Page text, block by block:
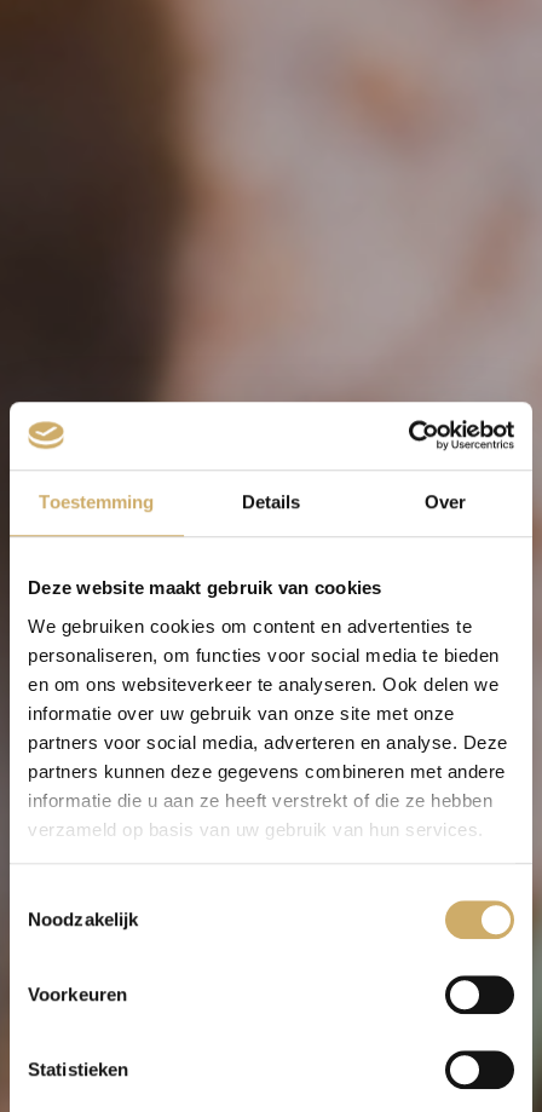
Toestemming Details Over
Deze website maakt gebruik van cookies
We gebruiken cookies om content en advertenties te
personaliseren, om functies voor social media te bieden
en om ons websiteverkeer te analyseren. Ook delen we
informatie over uw gebruik van onze site met onze
partners voor social media, adverteren en analyse. Deze
partners kunnen deze gegevens combineren met andere
informatie die u aan ze heeft verstrekt of die ze hebben
verzameld op basis van uw gebruik van hun services.
Noodzakelijk
Voorkeuren
Statistieken
AN OASIS OF
CALM AT KOAN
Experience a unique kind of relaxation by